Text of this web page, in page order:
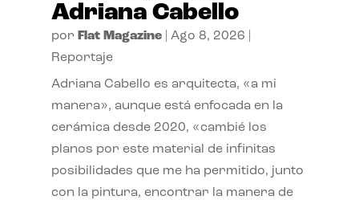
Adriana Cabello
por Flat Magazine| Ago 8, 2026
Reportaje
Adriana Cabello es arquitecta, «a mi
manera», aunque está enfocada en la
cerámica desde 2020, «cambié los
planos por este material de infinitas
posibilidades que me ha permitido, junto
con la pintura, encontrar la manera de